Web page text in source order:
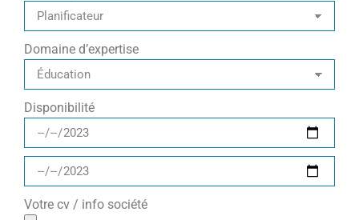
Domaine d’expertise
Disponibilité
Votre cv / info société